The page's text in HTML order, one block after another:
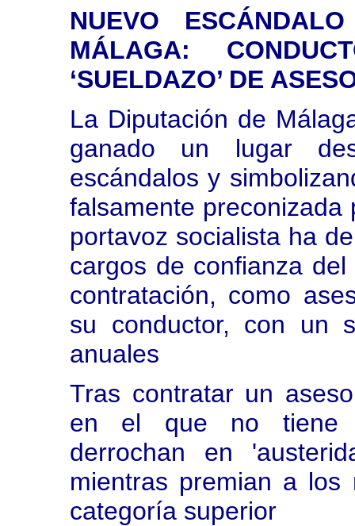
NUEVO
MÁLAGA:
‘SUELDAZO’ DE
La Diputación de
ganado un lugar
escándalos y
falsamente preconizada
portavoz socialista ha
cargos de confianza
contratación, como
su conductor, con un
anuales
Tras contratar un
en el que no tiene
derrochan en
mientras premian a
categoría superior